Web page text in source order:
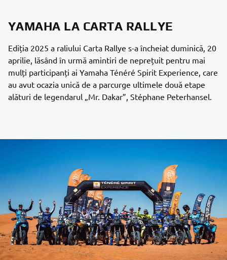
YAMAHA LA CARTA RALLYE
Ediția 2025 a raliului Carta Rallye s-a încheiat duminică, 20
aprilie, lăsând în urmă amintiri de neprețuit pentru mai
mulți participanți ai Yamaha Ténéré Spirit Experience, care
au avut ocazia unică de a parcurge ultimele două etape
alături de legendarul „Mr. Dakar”, Stéphane Peterhansel.